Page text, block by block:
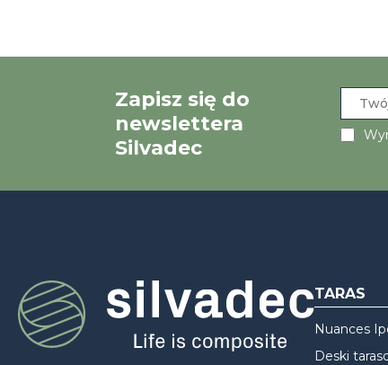
Zapisz się do
newslettera
Silvadec
TARAS
Nuances
Deski